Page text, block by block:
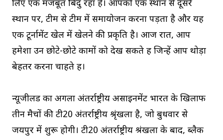
लिए एक मजबूत बिंदु रहा है। आपको एक स्थान से दूसरे
स्थान पर, टीम से टीम में समायोजन करना पड़ता है और यह
एक टूर्नामेंट खेल में खेलने की प्रकृति है। आज रात, आप
हमेशा उन छोटे-छोटे कामों को देख सकते हैं जिन्हें आप थोड़ा
बेहतर करना चाहते हैं।
न्यूजीलैंड का अगला अंतर्राष्ट्रीय असाइनमेंट भारत के खिलाफ
तीन मैचों की टी20 अंतर्राष्ट्रीय श्रृंखला है, जो बुधवार से
जयपुर में शुरू होगी। टी20 अंतर्राष्ट्रीय श्रंखला के बाद, ब्लैक